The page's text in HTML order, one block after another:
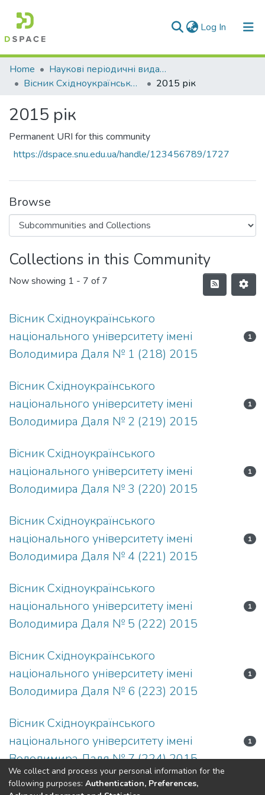
Log In (current)
Communities & Collections
All of DSpace
Statistics
Home
Наукові періодичні видання СНУ ім. В. Даля
Вісник Східноукраїнського національного університету імені В. Даля
2015 рік
2015 рік
Permanent URI for this community
https://dspace.snu.edu.ua/handle/123456789/1727
Browse
Collections in this Community
Now showing 1 - 7 of 7
Вісник Східноукраїнського
національного університету імені
Володимира Даля № 1 (218) 2015
1
Вісник Східноукраїнського
національного університету імені
Володимира Даля № 2 (219) 2015
1
Вісник Східноукраїнського
національного університету імені
Володимира Даля № 3 (220) 2015
1
Вісник Східноукраїнського
національного університету імені
Володимира Даля № 4 (221) 2015
1
Вісник Східноукраїнського
національного університету імені
Володимира Даля № 5 (222) 2015
1
Вісник Східноукраїнського
національного університету імені
Володимира Даля № 6 (223) 2015
1
Вісник Східноукраїнського
національного університету імені
Володимира Даля № 7 (224) 2015
1
We collect and process your personal information for the
following purposes: Authentication, Preferences,